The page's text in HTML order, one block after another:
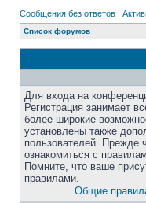
Сообщения без ответов |
Список форумов
Для входа на
Регистрация занимает
более широкие
установлены также
пользователей. Прежде
ознакомиться с
Помните, что ваше
правилами.
Общие